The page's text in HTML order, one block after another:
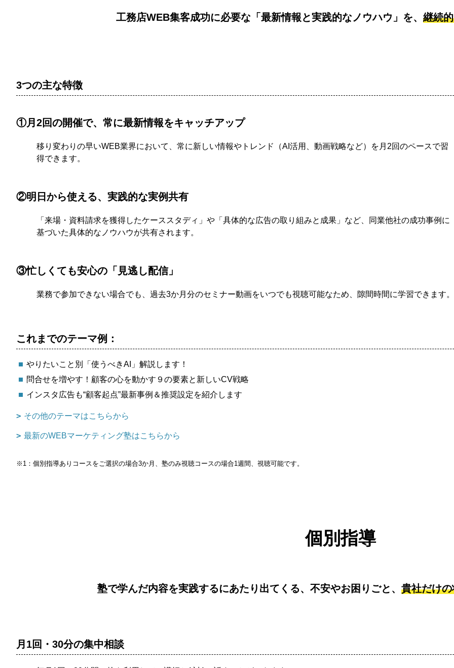
工務店WEB集客成功に必要な「最新情報と実践的なノウハウ」を、 継続
3つの主な特徴
①月2回の開催で、常に最新情報をキャッチアップ
移り変わりの早いWEB業界において、常に新しい情報やトレンド（AI活用、動画戦略など）を月2回のペースで習
得できます。
②明日から使える、実践的な実例共有
「来場・資料請求を獲得したケーススタディ」や「具体的な広告の取り組みと成果」など、同業他社の成功事例に
基づいた具体的なノウハウが共有されます。
③忙しくても安心の「見逃し配信」
業務で参加できない場合でも、過去3か月分のセミナー動画をいつでも視聴可能なため、隙間時間に学習できます
これまでのテーマ例：
やりたいこと別「使うべきAI」解説します！
問合せを増やす！顧客の心を動かす９の要素と新しいCV戦略
インスタ広告も“顧客起点”最新事例＆推奨設定を紹介します
その他のテーマはこちらから
最新のWEBマーケティング塾はこちらから
※1：個別指導ありコースをご選択の場合3か月、塾のみ視聴コースの場合1週間、視聴可能です。
個別指導
塾で学んだ内容を実践するにあたり出てくる、不安やお困りごと、 貴社だけ
月1回・30分の集中相談